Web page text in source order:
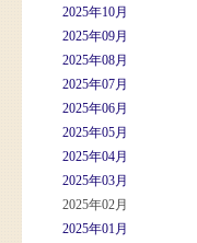
2025年10月
2025年09月
2025年08月
2025年07月
2025年06月
2025年05月
2025年04月
2025年03月
2025年02月
2025年01月